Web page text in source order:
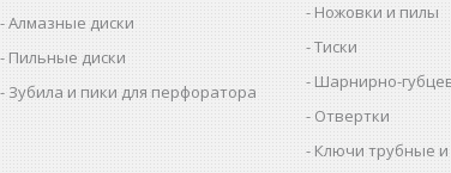
Алмазные диски
Пильные диски
Зубила и пики для перфоратора
Ножовки и пилы
Тиски
Шарнирно-
Отвертки
Ключи трубные